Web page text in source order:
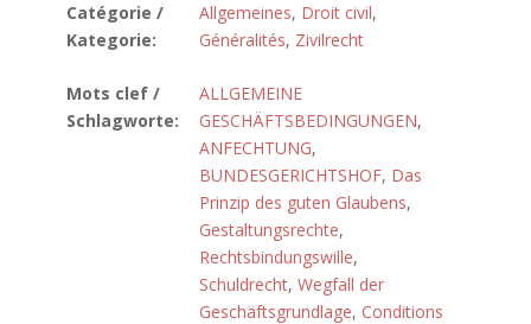
Catégorie /
Kategorie:
Allgemeines, Droit civil,
Généralités, Zivilrecht
Mots clef /
Schlagworte:
ALLGEMEINE
GESCHÄFTSBEDINGUNGEN,
ANFECHTUNG,
BUNDESGERICHTSHOF, Das
Prinzip des guten Glaubens,
Gestaltungsrechte,
Rechtsbindungswille,
Schuldrecht, Wegfall der
Geschäftsgrundlage, Conditions